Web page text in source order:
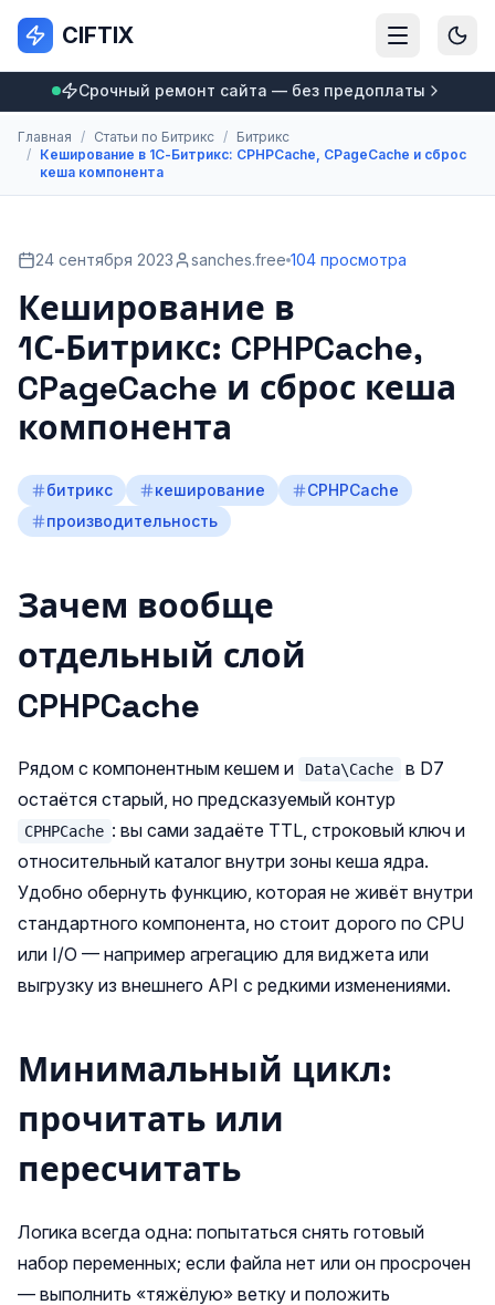
CIFTIX
Срочный ремонт сайта — без предоплаты
Главная / Статьи по Битрикс / Битрикс
/ Кеширование в 1С‑Битрикс: CPHPCache, CPageCache и сброс
кеша компонента
24 сентября 2023 sanches.free 104 просмотра
Кеширование в
1С‑Битрикс: CPHPCache,
CPageCache и сброс кеша
компонента
битрикс кеширование
CPHPCache
производительность
Зачем вообще
отдельный слой
CPHPCache
Рядом с компонентным кешем и Data\Cache
в D7
остаётся старый, но предсказуемый контур
CPHPCache : вы сами задаёте TTL, строковый ключ и
относительный каталог внутри зоны кеша ядра.
Удобно обернуть функцию, которая не живёт внутри
стандартного компонента, но стоит дорого по CPU
или I/O — например агрегацию для виджета или
выгрузку из внешнего API с редкими изменениями.
Минимальный цикл:
прочитать или
пересчитать
Логика всегда одна: попытаться снять готовый
набор переменных; если файла нет или он просрочен
— выполнить «тяжёлую» ветку и положить